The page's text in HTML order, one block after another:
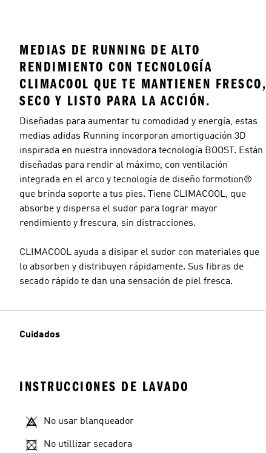
MEDIAS DE RUNNING DE ALTO
RENDIMIENTO CON TECNOLOGÍA
CLIMACOOL QUE TE MANTIENEN FRESCO,
SECO Y LISTO PARA LA ACCIÓN.
Diseñadas para aumentar tu comodidad y energía, estas
medias adidas Running incorporan amortiguación 3D
inspirada en nuestra innovadora tecnología BOOST. Están
diseñadas para rendir al máximo, con ventilación
integrada en el arco y tecnología de diseño formotion®
que brinda soporte a tus pies. Tiene CLIMACOOL, que
absorbe y dispersa el sudor para lograr mayor
rendimiento y frescura, sin distracciones.
CLIMACOOL ayuda a disipar el sudor con materiales que
lo absorben y distribuyen rápidamente. Sus fibras de
secado rápido te dan una sensación de piel fresca.
Cuidados
INSTRUCCIONES DE LAVADO
No usar blanqueador
No utillizar secadora